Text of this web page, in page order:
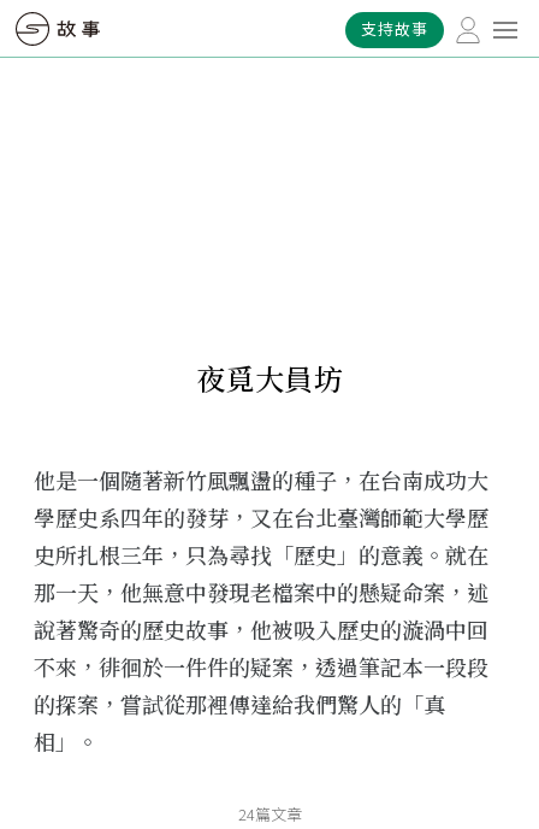
支持故事
夜覓大員坊
他是一個隨著新竹風飄盪的種子，在台南成功大
學歷史系四年的發芽，又在台北臺灣師範大學歷
史所扎根三年，只為尋找「歷史」的意義。就在
那一天，他無意中發現老檔案中的懸疑命案，述
說著驚奇的歷史故事，他被吸入歷史的漩渦中回
不來，徘徊於一件件的疑案，透過筆記本一段段
的探案，嘗試從那裡傳達給我們驚人的「真
相」。
24篇文章